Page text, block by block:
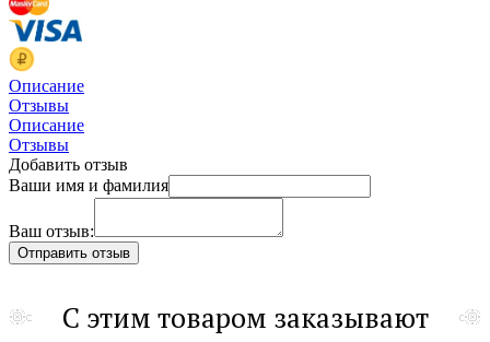
Описание
Отзывы
Описание
Отзывы
Добавить отзыв
Ваши имя и фамилия
Ваш отзыв:
С этим товаром заказывают